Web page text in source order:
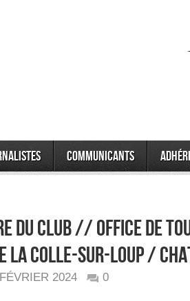
Communicants
DU CLUB // Office de
La Colle-sur-Loup /
2024 0